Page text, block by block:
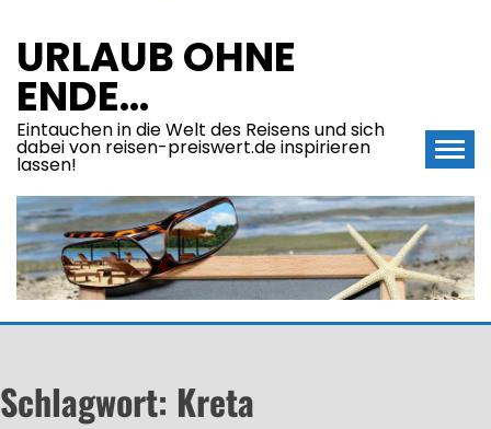
URLAUB OHNE
ENDE…
Eintauchen in die Welt des Reisens und sich
dabei von reisen-preiswert.de inspirieren
lassen!
Schlagwort: Kreta